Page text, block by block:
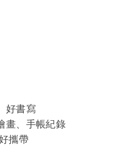
好書寫
畫、手帳紀錄
攜帶